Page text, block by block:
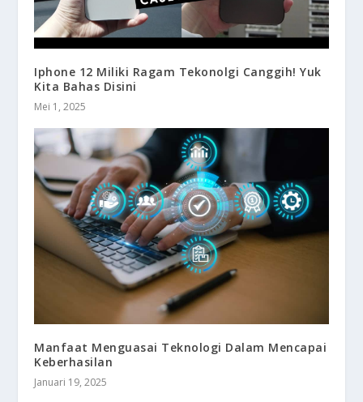
Iphone 12 Miliki Ragam Tekonolgi Canggih! Yuk
Kita Bahas Disini
Mei 1, 2025
Manfaat Menguasai Teknologi Dalam Mencapai
Keberhasilan
Januari 19, 2025